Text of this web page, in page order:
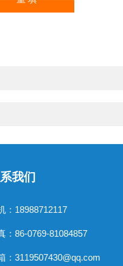
我们
：18988712117
：86-0769-81084857
：3119507430@qq.com